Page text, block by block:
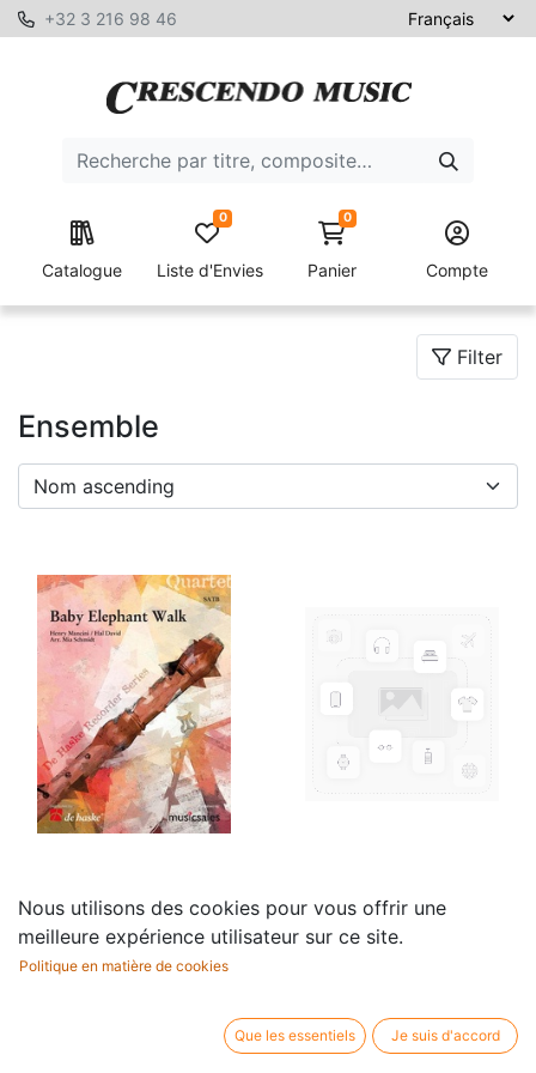
+32 3 216 98 46
Catalogue Liste d'Envies
0 0
Panier Compte
Filter
Ensemble
Baby Elephant Walk
(Recorder quartet)
23,95 €
Bach Album
Nous utilisons des cookies pour vous offrir une
meilleure expérience utilisateur sur ce site.
Politique en matière de cookies
Que les essentiels Je suis d'accord